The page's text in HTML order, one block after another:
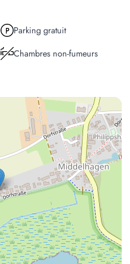
Parking gratuit
Chambres non-fumeurs